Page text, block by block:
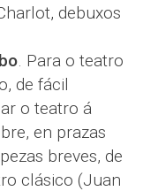
debuxos
. Para o teatro
de fácil
o teatro á
en prazas
breves, de
clásico (Juan